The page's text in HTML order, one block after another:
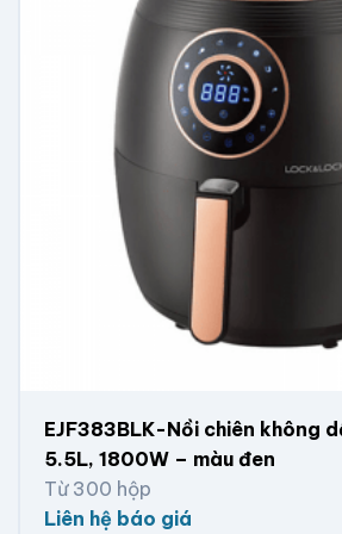
EJF383BLK-Nồi chiên không
5.5L, 1800W – màu đen
Từ 300 hộp
Liên hệ báo giá